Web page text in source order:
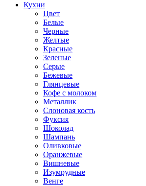
Кухни
Цвет
Белые
Черные
Желтые
Красные
Зеленые
Серые
Бежевые
Глянцевые
Кофе с молоком
Металлик
Слоновая кость
Фуксия
Шоколад
Шампань
Оливковые
Оранжевые
Вишневые
Изумрудные
Венге